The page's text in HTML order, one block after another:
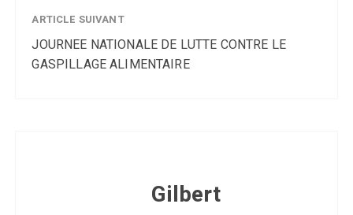
ARTICLE SUIVANT
JOURNEE NATIONALE DE LUTTE CONTRE LE
GASPILLAGE ALIMENTAIRE
Gilbert